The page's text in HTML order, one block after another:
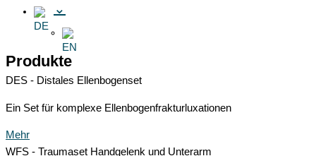
⌄
Produkte
DES - Distales Ellenbogenset
Ein Set für komplexe Ellenbogenfrakturluxationen
Mehr
WFS - Traumaset Handgelenk und Unterarm